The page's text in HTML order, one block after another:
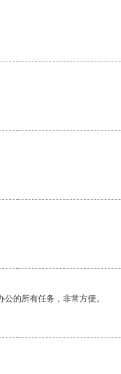
的所有任务，非常方便。